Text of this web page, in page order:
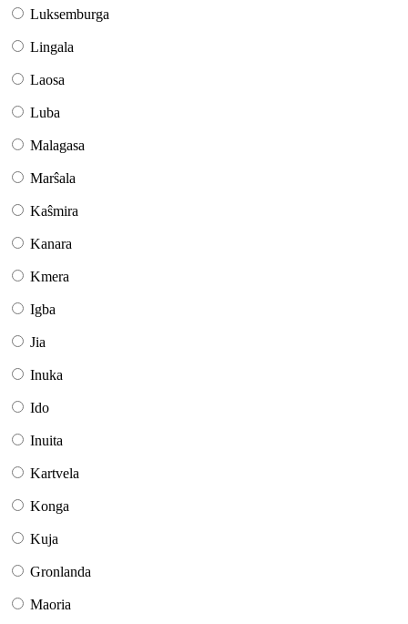
Luksemburga
Lingala
Laosa
Luba
Malagasa
Marŝala
Kaŝmira
Kanara
Kmera
Igba
Jia
Inuka
Ido
Inuita
Kartvela
Konga
Kuja
Gronlanda
Maoria